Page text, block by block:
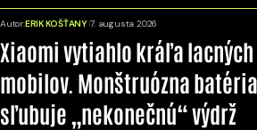
Autor:ERIK KOŠŤANY 7. augusta 2026
Xiaomi vytiahlo kráľa lacných
mobilov. Monštruózna batéria
sľubuje „nekonečnú“ výdrž